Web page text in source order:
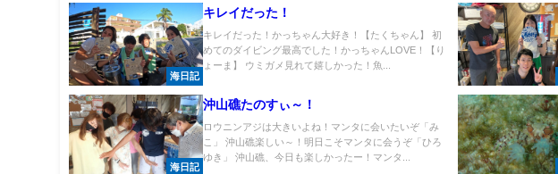
海日記
キレイだった！
キレイだった！かっちゃん大好き！【たくちゃん】 初
めてのダイビング最高でした！かっちゃんLOVE！【り
ょーま】 ウミガメ見れて嬉しかった！魚...
海日記
沖山礁たのすぃ～！
ロウニンアジは大きいよね！マンタに会いたいぞ「み
こ」 沖山礁楽しい～！明日こそマンタに会うぞ「ひろ
ゆき」 沖山礁、今日も楽しかったー！マンタ...